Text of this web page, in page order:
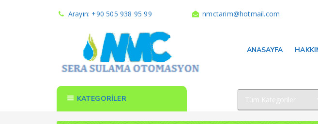
Arayın: +90 505 938 95 99 nmctarim@hotmail.com
ANASAYFA
KATEGORİLER